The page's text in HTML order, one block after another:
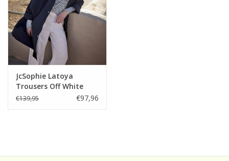
JcSophie Latoya
Trousers Off White
€139,95 €97,96